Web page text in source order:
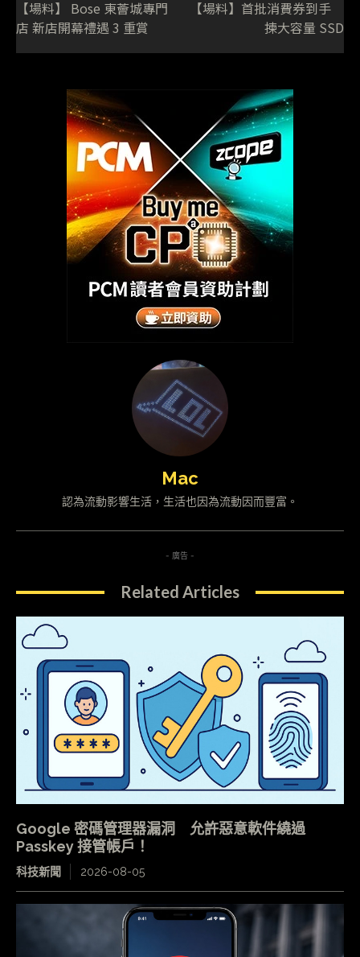
【場料】 Bose 東薈城專門
店 新店開幕禮遇 3 重賞
【場料】首批消費券到手
揀大容量 SSD
Mac
認為流動影響生活，生活也因為流動因而豐富。
- 廣告 -
Related Articles
Google 密碼管理器漏洞 允許惡意軟件繞過
Passkey 接管帳戶！
科技新聞 2026-08-05